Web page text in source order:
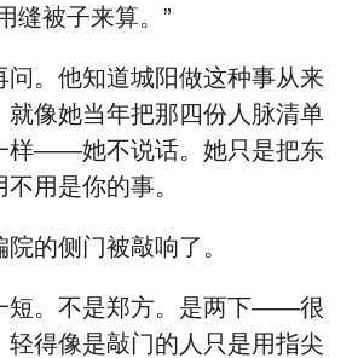
缝被子来算。”
问。他知道城阳做这种事从来
就像她当年把那四份人脉清单
样——她不说话。她只是把东
用是你的事。
院的侧门被敲响了。
短。不是郑方。是两下——很
轻得像是敲门的人只是用指尖